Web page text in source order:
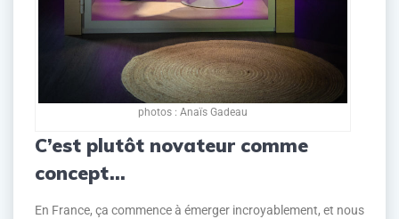
photos : Anaïs Gadeau
C’est plutôt novateur comme
concept…
En France, ça commence à émerger incroyablement, et nous